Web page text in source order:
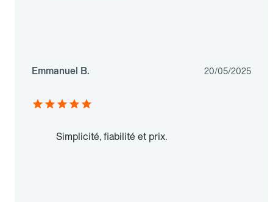
Emmanuel B. 20/05/2025
Simplicité, fiabilité et prix.